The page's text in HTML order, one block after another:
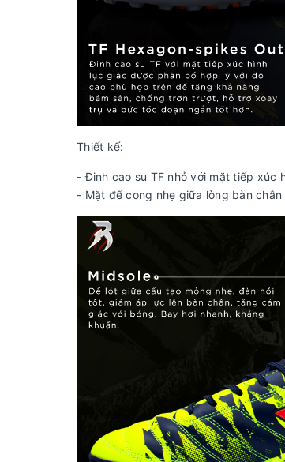
Thiết kế:
- Đinh cao su TF nhỏ với mặt tiếp xúc
- Mặt đế cong nhẹ giữa lòng bàn